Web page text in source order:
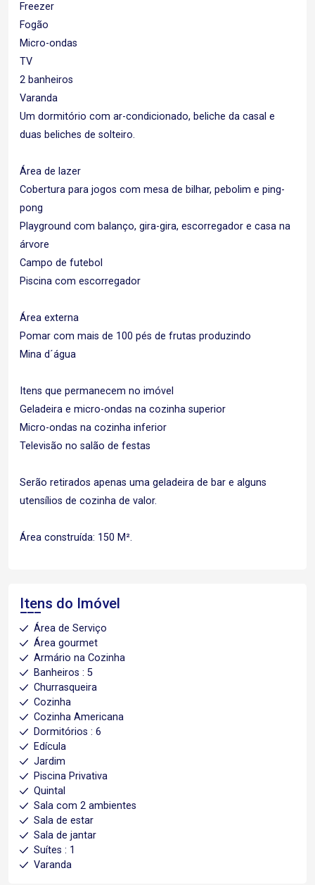
Freezer
Fogão
Micro-ondas
TV
2 banheiros
Varanda
Um dormitório com ar-condicionado, beliche da casal e
duas beliches de solteiro.
Área de lazer
Cobertura para jogos com mesa de bilhar, pebolim e ping-
pong
Playground com balanço, gira-gira, escorregador e casa na
árvore
Campo de futebol
Piscina com escorregador
Área externa
Pomar com mais de 100 pés de frutas produzindo
Mina d´água
Itens que permanecem no imóvel
Geladeira e micro-ondas na cozinha superior
Micro-ondas na cozinha inferior
Televisão no salão de festas
Serão retirados apenas uma geladeira de bar e alguns
utensílios de cozinha de valor.
Área construída: 150 M².
Itens do Imóvel
Área de Serviço
Área gourmet
Armário na Cozinha
Banheiros : 5
Churrasqueira
Cozinha
Cozinha Americana
Dormitórios : 6
Edícula
Jardim
Piscina Privativa
Quintal
Sala com 2 ambientes
Sala de estar
Sala de jantar
Suítes : 1
Varanda